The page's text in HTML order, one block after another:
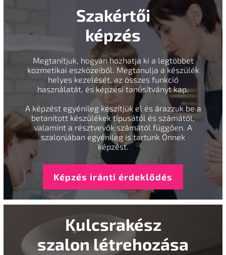
Szakértői
képzés
Megtanítjuk, hogyan hozhatja ki a legtöbbet
kozmetikai eszközeiből. Megtanulja a készülék
helyes kezelését, az összes funkció
használatát, és képzési tanúsítványt kap.
A képzést egyénileg készítjük el és árazzuk be a
betanított készülékek típusától és számától,
valamint a résztvevők számától függően. A
szalonjában egyénileg is tartunk Önnek
képzést.
Képzés iránti érdeklődés
Kulcsrakész
szalon létrehozása